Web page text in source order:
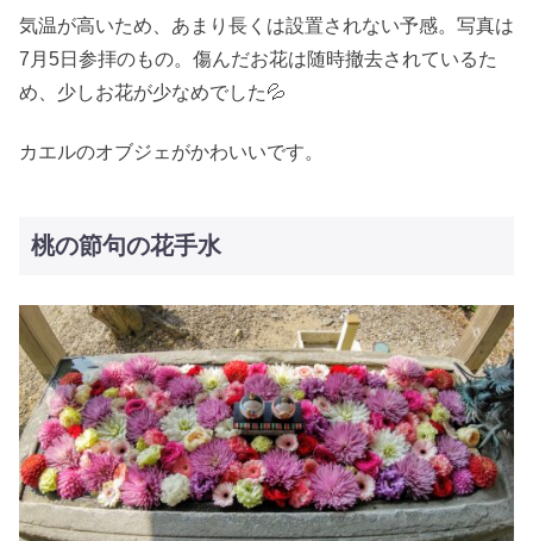
気温が高いため、あまり長くは設置されない予感。写真は
7月5日参拝のもの。傷んだお花は随時撤去されているた
め、少しお花が少なめでした💦
カエルのオブジェがかわいいです。
桃の節句の花手水